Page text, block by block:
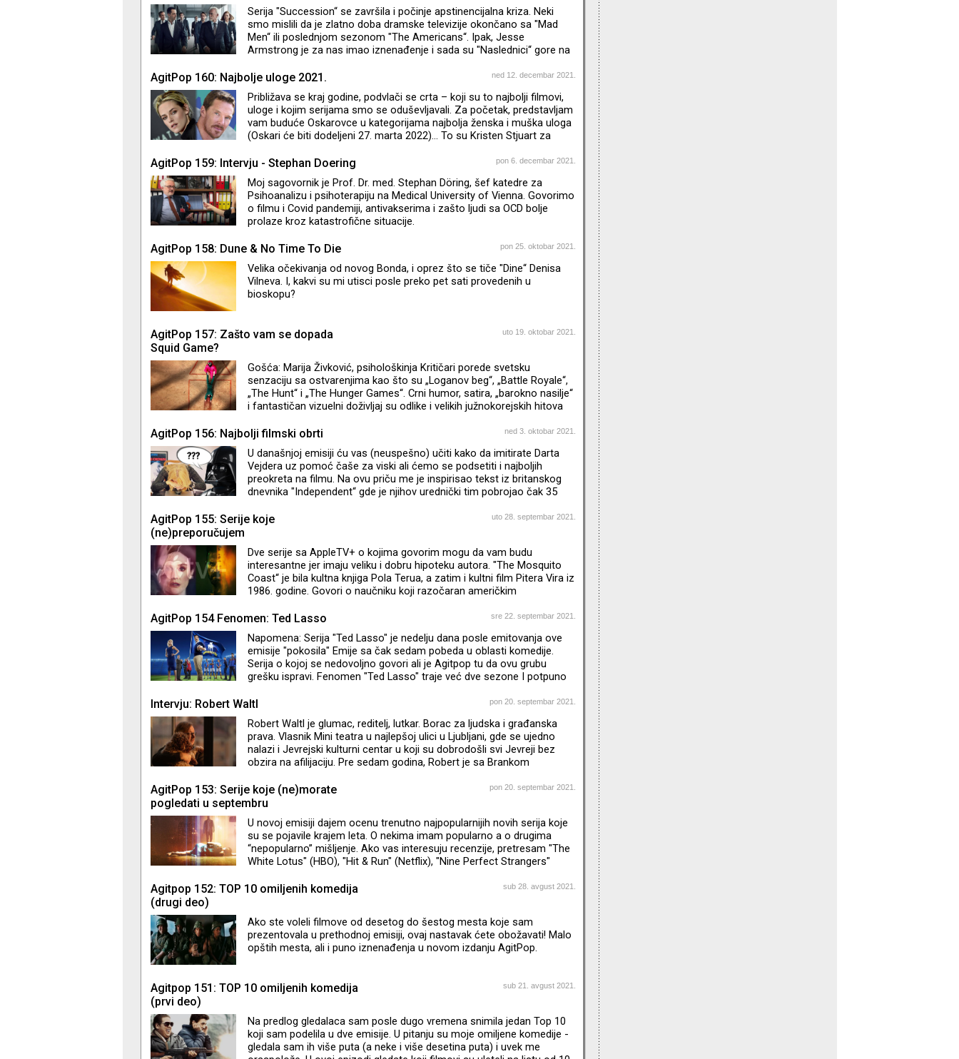
Serija "Succession“ se završila i počinje apstinencijalna kriza. Neki
smo mislili da je zlatno doba dramske televizije okončano sa "Mad
Men“ ili poslednjom sezonom "The Americans“. Ipak, Jesse
Armstrong je za nas imao iznenađenje i sada su "Naslednici“ gore na
ponovo čujemo dragi zvuk uvodne špice, malo vam skraćujem muke:
godine. Ko su Logan, Kendal, Šiv, Konor, Roman, Džeri, zet Tom i rođak
Greg? "It’s no
AgitPop 160: Najbolje uloge 2021. ned 12. decembar 2021.
Približava se kraj godine, podvlači se crta – koji su to najbolji filmovi,
uloge i kojim serijama smo se oduševljavali. Za početak, predstavljam
vam buduće Oskarovce u kategorijama najbolja ženska i muška uloga
(Oskari će biti dodeljeni 27. marta 2022)… To su Kristen Stjuart za
Burbanka u filmu "The Power of the Dog“. Zašto sam toliko ubeđena
AgitPop 159: Intervju - Stephan Doering pon 6. decembar 2021.
Moj sagovornik je Prof. Dr. med. Stephan Döring, šef katedre za
Psihoanalizu i psihoterapiju na Medical University of Vienna. Govorimo
o filmu i Covid pandemiji, antivakserima i zašto ljudi sa OCD bolje
prolaze kroz katastrofične situacije.
AgitPop 158: Dune & No Time To Die pon 25. oktobar 2021.
Velika očekivanja od novog Bonda, i oprez što se tiče "Dine“ Denisa
Vilneva. I, kakvi su mi utisci posle preko pet sati provedenih u
bioskopu?
AgitPop 157: Zašto vam se dopada
Squid Game?
uto 19. oktobar 2021.
Gošća: Marija Živković, psihološkinja Kritičari porede svetsku
senzaciju sa ostvarenjima kao što su „Loganov beg“, „Battle Royale“,
„The Hunt“ i „The Hunger Games“. Crni humor, satira, „barokno nasilje“
i fantastičan vizuelni doživljaj su odlike i velikih južnokorejskih hitova
analitičari se pitaju zašto je „Squid Game“ ovako odjeknuo baš sada –
otupelošću na smrt, odnosima Seula i Pjongjanga…Da li su broje
AgitPop 156: Najbolji filmski obrti ned 3. oktobar 2021.
U današnjoj emisiji ću vas (neuspešno) učiti kako da imitirate Darta
Vejdera uz pomoć čaše za viski ali ćemo se podsetiti i najboljih
preokreta na filmu. Na ovu priču me je inspirisao tekst iz britanskog
dnevnika "Independent“ gde je njihov urednički tim pobrojao čak 35
se i ne nalaze na spisku kolega iz Engleske
AgitPop 155: Serije koje
(ne)preporučujem
uto 28. septembar 2021.
Dve serije sa AppleTV+ o kojima govorim mogu da vam budu
interesantne jer imaju veliku i dobru hipoteku autora. "The Mosquito
Coast“ je bila kultna knjiga Pola Terua, a zatim i kultni film Pitera Vira iz
1986. godine. Govori o naučniku koji razočaran američkim
komaraca. Naravno, tamo se suočavaju sa novim i drugačijim
učestvovao u pisanju scenarija. Glavnu ulogu igra njegov bratanac –
Džastin Teru. "Lisey’s Stor
AgitPop 154 Fenomen: Ted Lasso sre 22. septembar 2021.
Napomena: Serija "Ted Lasso" je nedelju dana posle emitovanja ove
emisije "pokosila" Emije sa čak sedam pobeda u oblasti komedije.
Serija o kojoj se nedovoljno govori ali je Agitpop tu da ovu grubu
grešku ispravi. Fenomen "Ted Lasso" traje već dve sezone I potpuno
TV+ Jason Sudeikis je u međuvremenu raskinuo sa svojom
Stajlsu, ali je zato ostvario neverovatan uspeh likom Teda Lasa koji je I
kre
Intervju: Robert Waltl pon 20. septembar 2021.
Robert Waltl je glumac, reditelj, lutkar. Borac za ljudska i građanska
prava. Vlasnik Mini teatra u najlepšoj ulici u Ljubljani, gde se ujedno
nalazi i Jevrejski kulturni centar u koji su dobrodošli svi Jevreji bez
obzira na afilijaciju. Pre sedam godina, Robert je sa Brankom
Hišu strpnosti - Kuću tolerancije. Ovo je filmski festival ali i festival
jevrejske kulture i promocije tolerancije. Održavaju se književne večeri,
AgitPop 153: Serije koje (ne)morate
pogledati u septembru
pon 20. septembar 2021.
U novoj emisiji dajem ocenu trenutno najpopularnijih novih serija koje
su se pojavile krajem leta. O nekima imam popularno a o drugima
“nepopularno” mišljenje. Ako vas interesuju recenzije, pretresam "The
White Lotus" (HBO), "Hit & Run" (Netflix), "Nine Perfect Strangers"
Agitpop 152: TOP 10 omiljenih komedija
(drugi deo)
sub 28. avgust 2021.
Ako ste voleli filmove od desetog do šestog mesta koje sam
prezentovala u prethodnoj emisiji, ovaj nastavak ćete obožavati! Malo
opštih mesta, ali i puno iznenađenja u novom izdanju AgitPop.
Agitpop 151: TOP 10 omiljenih komedija
(prvi deo)
sub 21. avgust 2021.
Na predlog gledalaca sam posle dugo vremena snimila jedan Top 10
koji sam podelila u dve emisije. U pitanju su moje omiljene komedije -
gledala sam ih više puta (a neke i više desetina puta) i uvek me